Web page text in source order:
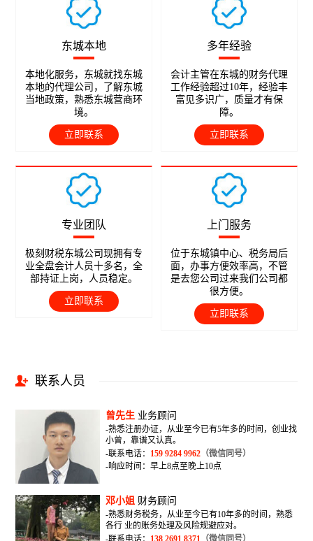
东城本地
本地化服务，东城就找东城
本地的代理公司，了解东城
当地政策，熟悉东城营商环
境。
立即联系
多年经验
会计主管在东城的财务代理
工作经验超过10年，经验丰
富见多识广，质量才有保
障。
立即联系
专业团队
极刻财税东城公司现拥有专
业全盘会计人员十多名，全
部持证上岗，人员稳定。
立即联系
上门服务
位于东城镇中心、税务局后
面，办事方便效率高，不管
是去您公司过来我们公司都
很方便。
立即联系
联系人员
曾先生 业务顾问
-熟悉注册办证，从业至今已有5年多的时间，创业找
小曾，靠谱又认真。
-联系电话： 159 9284 9962 （微信同号）
-响应时间：早上8点至晚上10点
邓小姐 财务顾问
-熟悉财务税务，从业至今已有10年多的时间，熟悉
各行 业的账务处理及风险规避应对。
-联系电话： 138 2691 8371 （微信同号）